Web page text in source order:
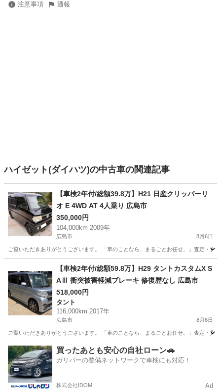
注意事項 通報
ハイゼット(ダイハツ)の中古車の関連記事
【車検2年付/総額39.8万】H21 日産クリッパーリ
オ E 4WD AT 4人乗り 広島市
350,000円
104,000km 2009年
広島市 8月6日
ご覧いただきありがとうございます。 「車のことなら、まるごとお任せ。」査定・
ダイハツ 車両
【車検2年付/総額59.8万】H29 タントカスタムX S
AⅢ 衝突被害軽減ブレーキ 修復歴なし 広島市
518,000円
タント
116,000km 2017年
広島市 8月6日
ご覧いただきありがとうございます。 「車のことなら、まるごとお任せ。」査定・買
広島 広島市 タント 車両
買ったあとも安心の自社ローン🚗
ガリバーの整備ネットワークで車検にも対応！
株式会社IDOM Ad